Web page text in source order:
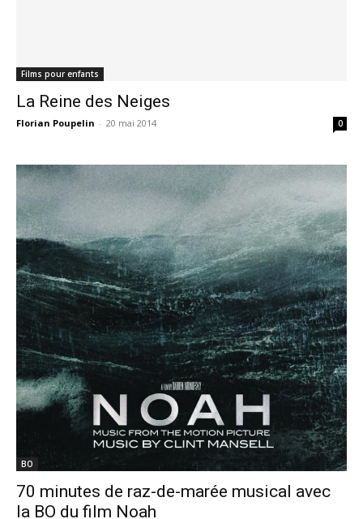
Films pour enfants
La Reine des Neiges
Florian Poupelin - 20 mai 2014 0
BO
70 minutes de raz-de-marée musical avec
la BO du film Noah